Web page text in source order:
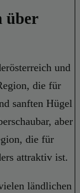
über
und
die für
sanften Hügel
aber
die für
attraktiv ist.
ländlichen